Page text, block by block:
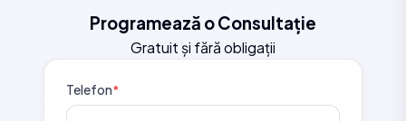
Programează o Consultație
Gratuit și fără obligații
Telefon*